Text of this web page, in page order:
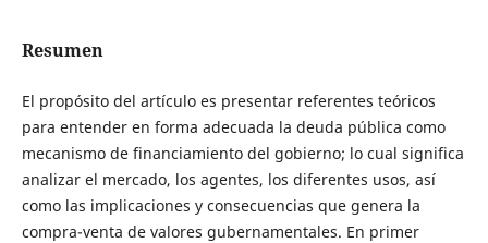
Resumen
El propósito del artículo es presentar referentes teóricos
para entender en forma adecuada la deuda pública como
mecanismo de financiamiento del gobierno; lo cual significa
analizar el mercado, los agentes, los diferentes usos, así
como las implicaciones y consecuencias que genera la
compra-venta de valores gubernamentales. En primer